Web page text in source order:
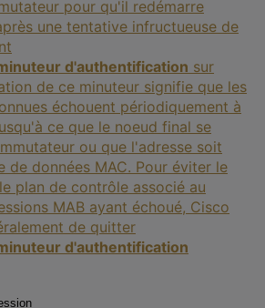
pour qu'il redémarre
une tentative infructueuse de
d'authentification sur
de ce minuteur signifie que les
échouent périodiquement à
ce que le noeud final se
ou que l'adresse soit
de données MAC. Pour éviter le
plan de contrôle associé au
MAB ayant échoué, Cisco
de quitter
d'authentification